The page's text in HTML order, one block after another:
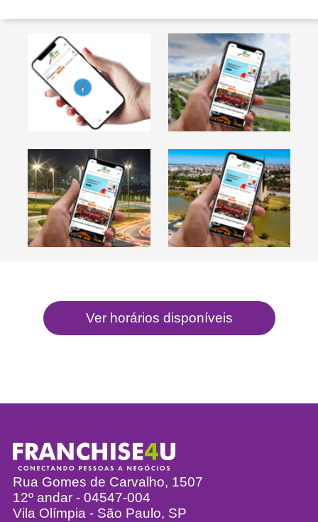
Rua Gomes de Carvalho, 1507
12º andar - 04547-004
Vila Olímpia - São Paulo, SP